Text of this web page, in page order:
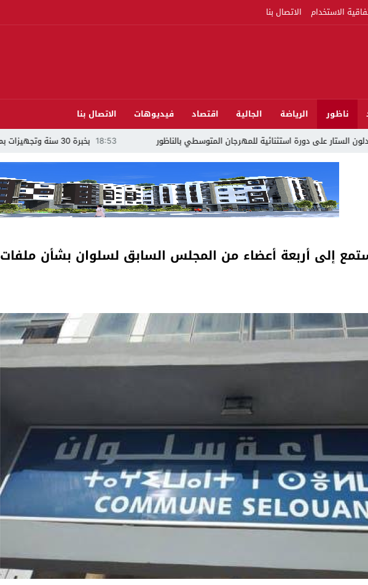
الاستخدام الاتصال بنا
ناظور الرياضة الجالية اقتصاد فيديوهات
الاتصال بنا
18:53 بخبرة 30 سنة وتجهيزات بمعايير عالمية ..الدكتور نورالدين صبار يفتتح عيادته المتخصصة في جراحة العظام بالناظور
إلى أربعة أعضاء من المجلس السابق لسلوان بشأن ملفات